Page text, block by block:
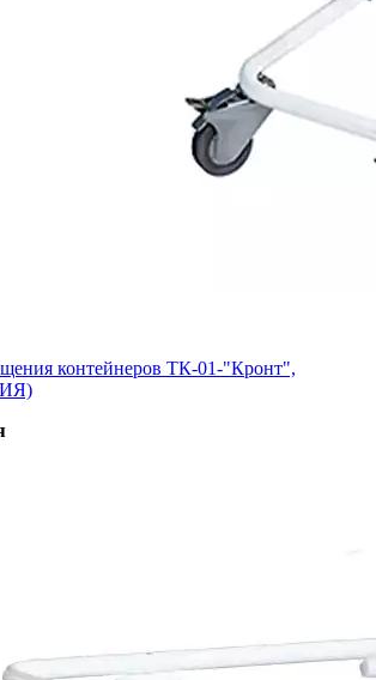
контейнеров ТК-01-"Кронт",